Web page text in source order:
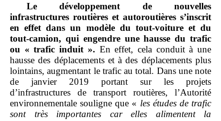
Le développement de nouvelles
infrastructures routières et autoroutières s’inscrit
en effet dans un modèle du tout‑voiture et du
tout‑camion, qui engendre une hausse du trafic
ou « trafic induit ». En effet, cela conduit à une
hausse des déplacements et à des déplacements plus
lointains, augmentant le trafic au total. Dans une note
de janvier 2019 portant sur les projets
d’infrastructures de transport routières, l’Autorité
environnementale souligne que « les études de trafic
sont très importantes car elles alimentent la